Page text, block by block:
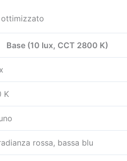
ottimizzato
Base (10 lux, CCT 2800 K)
K
rossa, bassa blu